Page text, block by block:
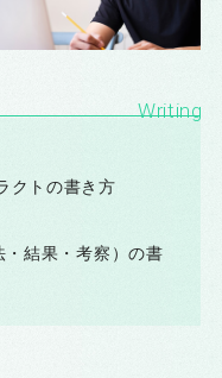
クトの書き方
結果・考察）の書